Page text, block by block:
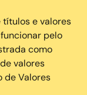
títulos e valores
pelo
como
valores
de Valores